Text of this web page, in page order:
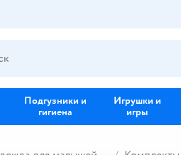
Подгузники и
гигиена
Игрушки и
игры